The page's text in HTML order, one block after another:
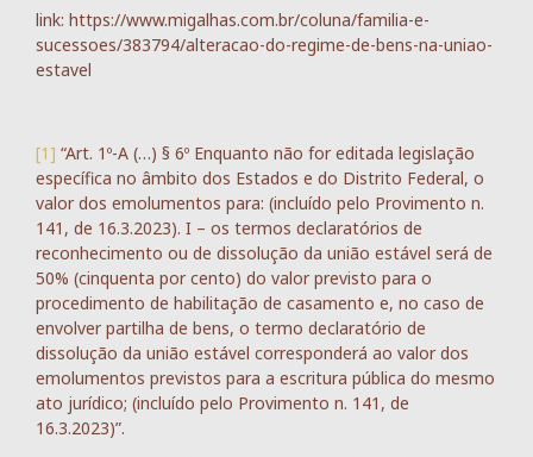
link: https://www.migalhas.com.br/coluna/familia-e-
sucessoes/383794/alteracao-do-regime-de-bens-na-uniao-
estavel
[1] “Art. 1º-A (…) § 6º Enquanto não for editada legislação
específica no âmbito dos Estados e do Distrito Federal, o
valor dos emolumentos para: (incluído pelo Provimento n.
141, de 16.3.2023). I – os termos declaratórios de
reconhecimento ou de dissolução da união estável será de
50% (cinquenta por cento) do valor previsto para o
procedimento de habilitação de casamento e, no caso de
envolver partilha de bens, o termo declaratório de
dissolução da união estável corresponderá ao valor dos
emolumentos previstos para a escritura pública do mesmo
ato jurídico; (incluído pelo Provimento n. 141, de
16.3.2023)”.